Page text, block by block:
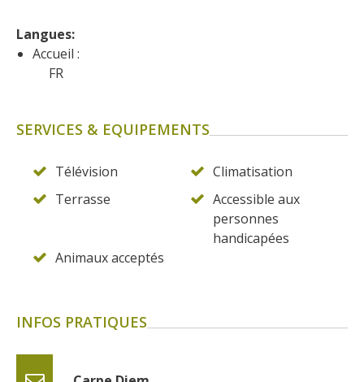
Langues:
Accueil :
FR
SERVICES & EQUIPEMENTS
Télévision
Climatisation
Terrasse
Accessible aux
personnes
handicapées
Animaux acceptés
INFOS PRATIQUES